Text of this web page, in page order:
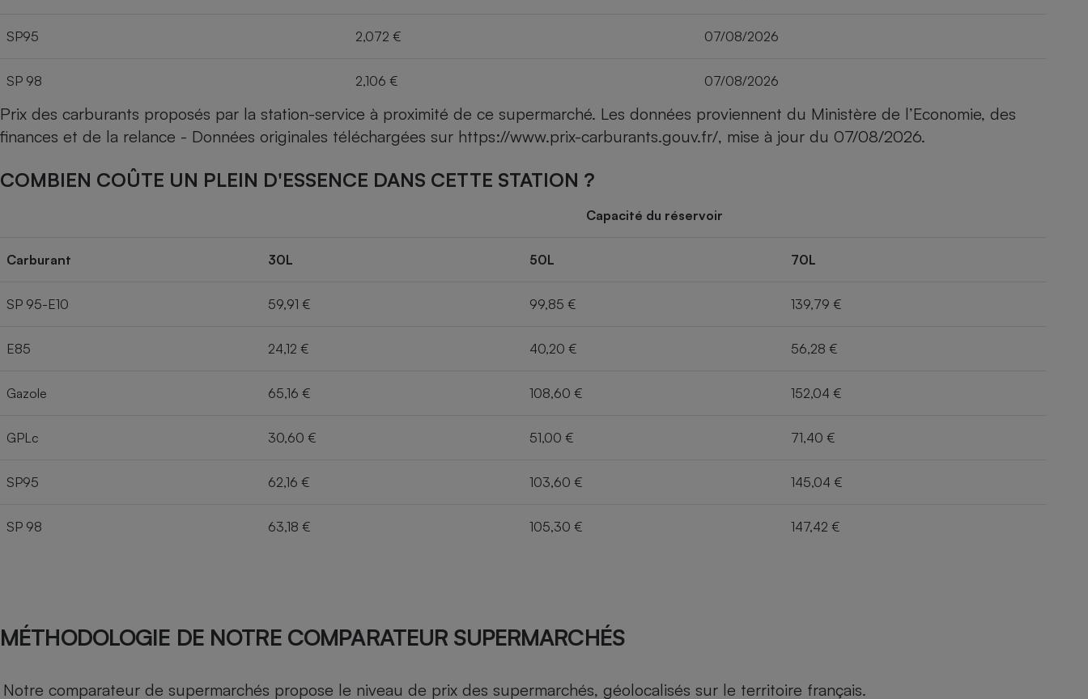
SP95 2,072 € 07/08/2026
SP 98 2,106 € 07/08/2026
Prix des carburants proposés par la station-service à proximité de ce supermarché. Les données proviennent du Ministère de l’Economie, des
finances et de la relance - Données originales téléchargées sur https://www.prix-carburants.gouv.fr/, mise à jour du 07/08/2026.
COMBIEN COÛTE UN PLEIN D'ESSENCE DANS CETTE STATION ?
Capacité du réservoir
Carburant 30L 50L 70L
SP 95-E10 59,91 € 99,85 € 139,79 €
E85 24,12 € 40,20 € 56,28 €
Gazole 65,16 € 108,60 € 152,04 €
GPLc 30,60 € 51,00 € 71,40 €
SP95 62,16 € 103,60 € 145,04 €
SP 98 63,18 € 105,30 € 147,42 €
MÉTHODOLOGIE DE NOTRE COMPARATEUR SUPERMARCHÉS
Notre comparateur de supermarchés propose le niveau de prix des supermarchés, géolocalisés sur le territoire français.